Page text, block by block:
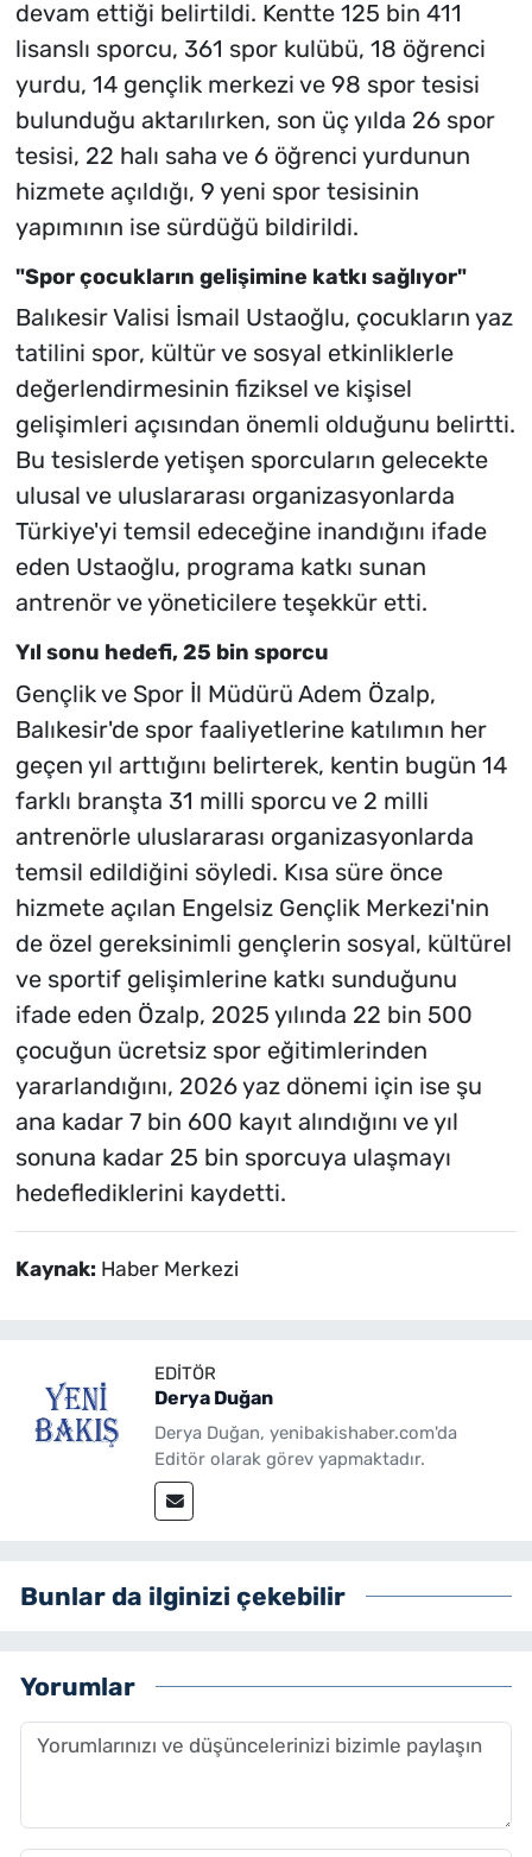
devam ettiği belirtildi. Kentte 125 bin 411
lisanslı sporcu, 361 spor kulübü, 18 öğrenci
yurdu, 14 gençlik merkezi ve 98 spor tesisi
bulunduğu aktarılırken, son üç yılda 26 spor
tesisi, 22 halı saha ve 6 öğrenci yurdunun
hizmete açıldığı, 9 yeni spor tesisinin
yapımının ise sürdüğü bildirildi.
"Spor çocukların gelişimine katkı sağlıyor"
Balıkesir Valisi İsmail Ustaoğlu, çocukların yaz
tatilini spor, kültür ve sosyal etkinliklerle
değerlendirmesinin fiziksel ve kişisel
gelişimleri açısından önemli olduğunu belirtti.
Bu tesislerde yetişen sporcuların gelecekte
ulusal ve uluslararası organizasyonlarda
Türkiye'yi temsil edeceğine inandığını ifade
eden Ustaoğlu, programa katkı sunan
antrenör ve yöneticilere teşekkür etti.
Yıl sonu hedefi, 25 bin sporcu
Gençlik ve Spor İl Müdürü Adem Özalp,
Balıkesir'de spor faaliyetlerine katılımın her
geçen yıl arttığını belirterek, kentin bugün 14
farklı branşta 31 milli sporcu ve 2 milli
antrenörle uluslararası organizasyonlarda
temsil edildiğini söyledi. Kısa süre önce
hizmete açılan Engelsiz Gençlik Merkezi'nin
de özel gereksinimli gençlerin sosyal, kültürel
ve sportif gelişimlerine katkı sunduğunu
ifade eden Özalp, 2025 yılında 22 bin 500
çocuğun ücretsiz spor eğitimlerinden
yararlandığını, 2026 yaz dönemi için ise şu
ana kadar 7 bin 600 kayıt alındığını ve yıl
sonuna kadar 25 bin sporcuya ulaşmayı
hedeflediklerini kaydetti.
Kaynak: Haber Merkezi
EDITÖR
Derya Duğan
Derya Duğan, yenibakishaber.com'da
Editör olarak görev yapmaktadır.
Bunlar da ilginizi çekebilir
Yorumlar